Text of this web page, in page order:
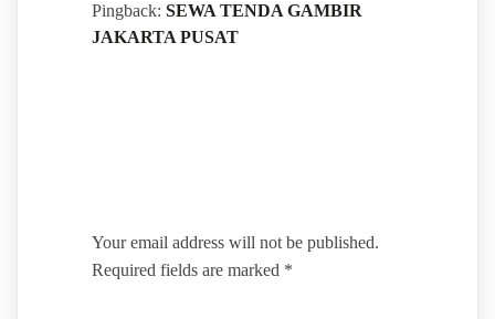
Pingback: SEWA TENDA GAMBIR
JAKARTA PUSAT
Your email address will not be published.
Required fields are marked *